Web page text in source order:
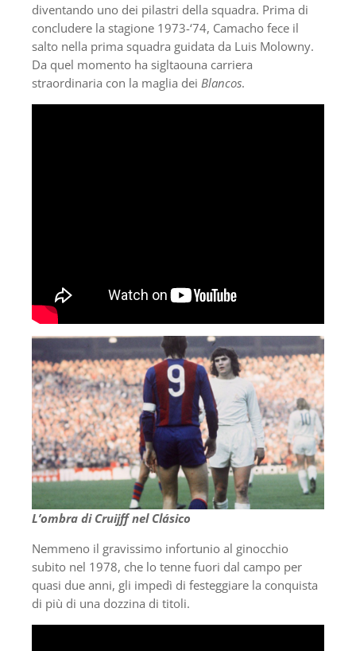
diventando uno dei pilastri della squadra. Prima di
concludere la stagione 1973-‘74, Camacho fece il
salto nella prima squadra guidata da Luis Molowny.
Da quel momento ha sigltaouna carriera
straordinaria con la maglia dei Blancos.
L’ombra di Cruijff nel Clásico
Nemmeno il gravissimo infortunio al ginocchio
subito nel 1978, che lo tenne fuori dal campo per
quasi due anni, gli impedì di festeggiare la conquista
di più di una dozzina di titoli.